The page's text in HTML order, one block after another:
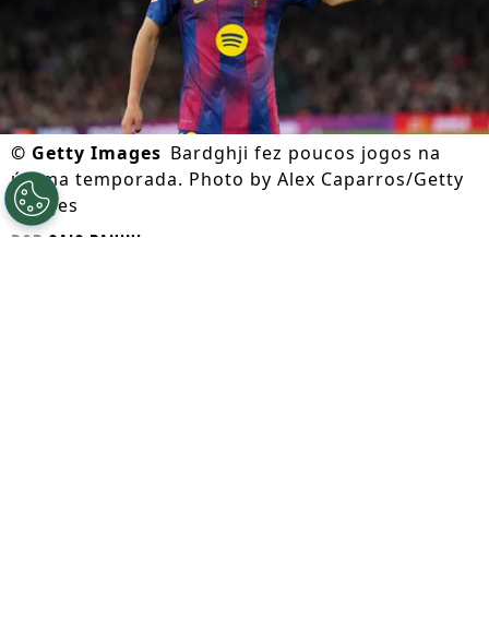
© Getty Images Bardghji fez poucos jogos na
última temporada. Photo by Alex Caparros/Getty
Images
Por Caio Panini